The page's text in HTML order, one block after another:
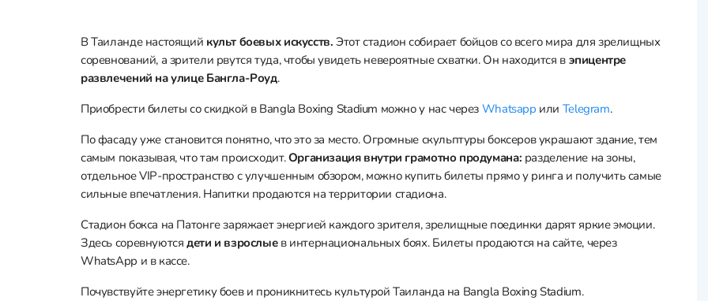
В Таиланде настоящий культ боевых искусств.Этот стадион собирает бойцов со всего мира для зрелищных
соревнований, а зрители рвутся туда, чтобы увидеть невероятные схватки. Он находится вэпицентре
развлечений на улице Бангла-Роуд.
Приобрести билеты со скидкой в Bangla Boxing Stadium можно у нас черезWhatsapp или Telegram.
По фасаду уже становится понятно, что это за место. Огромные скульптуры боксеров украшают здание, тем
самым показывая, что там происходит.Организация внутри грамотно продумана: разделение на зоны,
отдельное VIP-пространство с улучшенным обзором, можно купить билеты прямо у ринга и получить самые
сильные впечатления. Напитки продаются на территории стадиона.
Стадион бокса на Патонге заряжает энергией каждого зрителя, зрелищные поединки дарят яркие эмоции.
Здесь соревнуютсядети и взрослыев интернациональных боях. Билеты продаются на сайте, через
WhatsApp и в кассе.
Почувствуйте энергетику боев и проникнитесь культурой Таиланда на Bangla Boxing Stadium.